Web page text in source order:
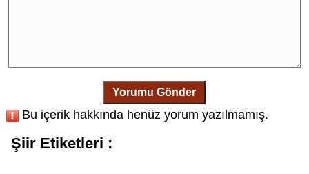
Yorumu Gönder
Bu içerik hakkında henüz yorum yazılmamış.
Şiir Etiketleri :